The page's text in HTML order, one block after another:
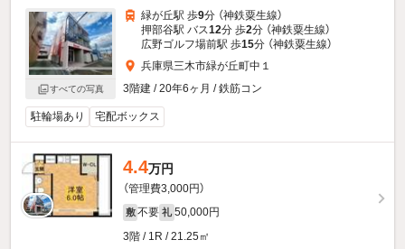
すべての写真
緑が丘駅 歩9分 （神鉄粟生線）
押部谷駅 バス12分 歩2分 （神鉄粟生線）
広野ゴルフ場前駅 歩15分 （神鉄粟生線）
兵庫県三木市緑が丘町中１
3階建 / 20年6ヶ月 / 鉄筋コン
駐輪場あり 宅配ボックス
4.4万円
（管理費3,000円）
敷 不要 礼 50,000円
3階 / 1R / 21.25㎡